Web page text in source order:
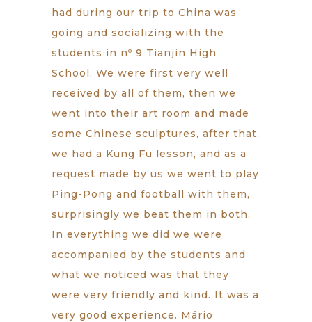
had during our trip to China was
going and socializing with the
students in nº 9 Tianjin High
School. We were first very well
received by all of them, then we
went into their art room and made
some Chinese sculptures, after that,
we had a Kung Fu lesson, and as a
request made by us we went to play
Ping-Pong and football with them,
surprisingly we beat them in both.
In everything we did we were
accompanied by the students and
what we noticed was that they
were very friendly and kind. It was a
very good experience. Mário